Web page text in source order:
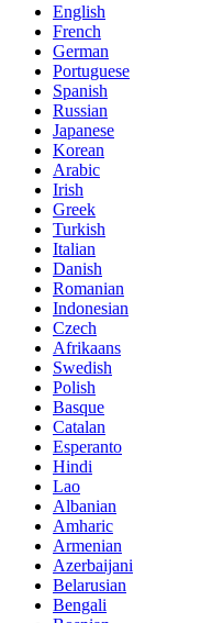
English
French
German
Portuguese
Spanish
Russian
Japanese
Korean
Arabic
Irish
Greek
Turkish
Italian
Danish
Romanian
Indonesian
Czech
Afrikaans
Swedish
Polish
Basque
Catalan
Esperanto
Hindi
Lao
Albanian
Amharic
Armenian
Azerbaijani
Belarusian
Bengali